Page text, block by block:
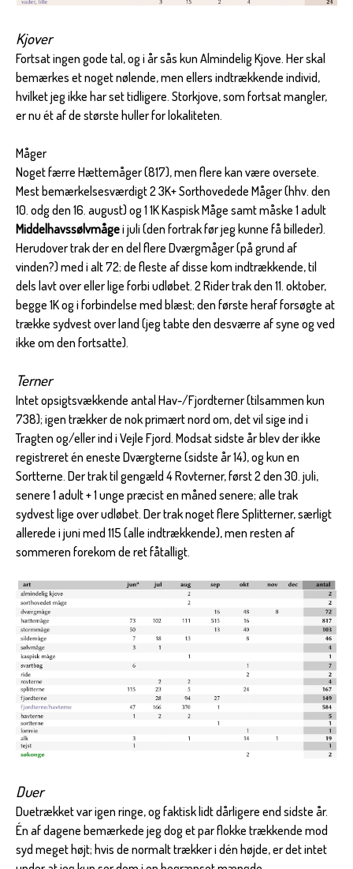
Kjover
Fortsat ingen gode tal, og i år sås kun Almindelig Kjove. Her skal
bemærkes et noget nølende, men ellers indtrækkende individ,
hvilket jeg ikke har set tidligere. Storkjove, som fortsat mangler,
er nu ét af de største huller for lokaliteten.
Måger
Noget færre Hættemåger (817), men flere kan være oversete.
Mest bemærkelsesværdigt 2 3K+ Sorthovedede Måger (hhv. den
10. odg den 16. august) og 1 1K Kaspisk Måge samt måske 1 adult
Middelhavssølvmågei juli (den fortrak før jeg kunne få billeder).
Herudover trak der en del flere Dværgmåger (på grund af
vinden?) med i alt 72; de fleste af disse kom indtrækkende, til
dels lavt over eller lige forbi udløbet. 2 Rider trak den 11. oktober,
begge 1K og i forbindelse med blæst; den første heraf forsøgte at
trække sydvest over land (jeg tabte den desværre af syne og ved
ikke om den fortsatte).
Terner
Intet opsigtsvækkende antal Hav-/Fjordterner (tilsammen kun
738); igen trækker de nok primært nord om, det vil sige ind i
Tragten og/eller ind i Vejle Fjord. Modsat sidste år blev der ikke
registreret én eneste Dværgterne (sidste år 14), og kun en
Sortterne. Der trak til gengæld 4 Rovterner, først 2 den 30. juli,
senere 1 adult + 1 unge præcist en måned senere; alle trak
sydvest lige over udløbet. Der trak noget flere Splitterner, særligt
allerede i juni med 115 (alle indtrækkende), men resten af
sommeren forekom de ret fåtalligt.
Duer
Duetrækket var igen ringe, og faktisk lidt dårligere end sidste år.
Én af dagene bemærkede jeg dog et par flokke trækkende mod
syd meget højt; hvis de normalt trækker i dén højde, er det intet